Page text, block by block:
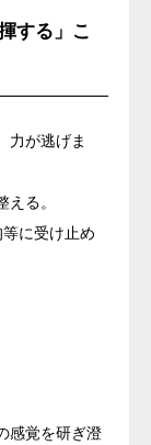
する」こ
力が逃げま
る。
に受け止め
感覚を研ぎ澄